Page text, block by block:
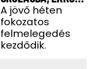
ÉR IDE
A jövő héten
fokozatos
felmelegedés
kezdődik.